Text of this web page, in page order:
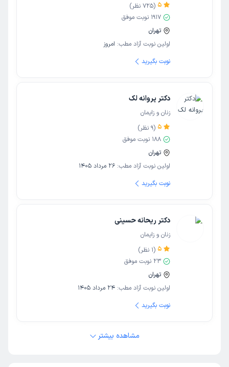
5
(
725 نظر)
1917 نوبت موفق
تهران
اولین نوبت آزاد مطب: امروز
نوبت بگیرید
دکتر پروانه لک
زنان و زایمان
5
(
9 نظر)
188 نوبت موفق
تهران
اولین نوبت آزاد مطب: 26 مرداد 1405
نوبت بگیرید
دکتر ریحانه حسینی
زنان و زایمان
5
(
1 نظر)
23 نوبت موفق
تهران
اولین نوبت آزاد مطب: 24 مرداد 1405
نوبت بگیرید
مشاهده بیشتر